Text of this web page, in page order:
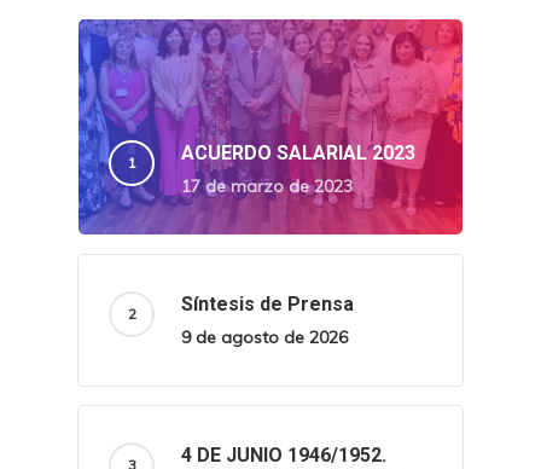
ACUERDO SALARIAL 2023
17 de marzo de 2023
Síntesis de Prensa
9 de agosto de 2026
4 DE JUNIO 1946/1952.